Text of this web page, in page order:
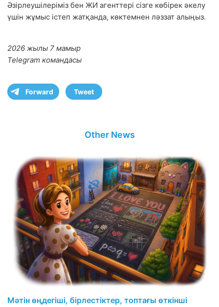
Әзірлеушілеріміз бен ЖИ агенттері сізге көбірек әкелу
үшін жұмыс істеп жатқанда, көктемнен ләззат алыңыз.
2026 жылы 7 мамыр
Telegram командасы
Forward Tweet
Other News
Мәтін өңдегіші, бірлестіктер, топтағы өткінші